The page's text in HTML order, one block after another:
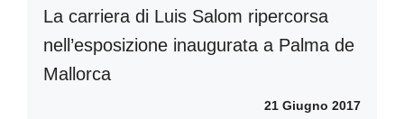
La carriera di Luis Salom ripercorsa
nell’esposizione inaugurata a Palma de
Mallorca
21 Giugno 2017